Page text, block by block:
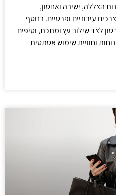
הצללה, ישיבה ואחסון,
עירוניים ופרטיים. בנוסף
לצד שילוב עץ ומתכת, וטיפים
וחוויית שימוש אסתטית